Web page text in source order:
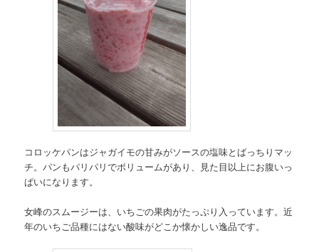
コロッケパンはジャガイモの甘みがソースの塩味とばっちりマッ
チ。パンもパリパリでボリュームがあり、見た目以上にお腹いっ
ぱいになります。
女峰のスムージーは、いちごの果肉がたっぷり入っています。近
年のいちご品種にはない酸味がどこか懐かしい逸品です。